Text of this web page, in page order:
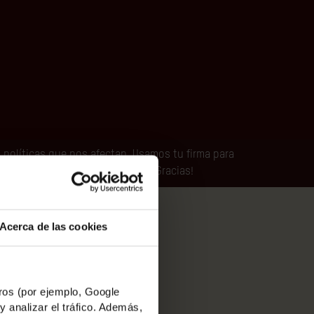
Acerca de las cookies
(por ejemplo, Google
analizar el tráfico. Además,
que nos afectan. Usamos tu firma para
que un cambio es posible. ¡Gracias!
minoría decide, la mayoría